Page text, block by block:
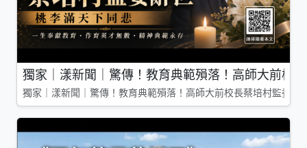
獨家｜漾新聞｜驚傳！教育典範殞落！高師大前校
獨家｜漾新聞｜驚傳！教育典範殞落！高師大前校長蔡培村監委